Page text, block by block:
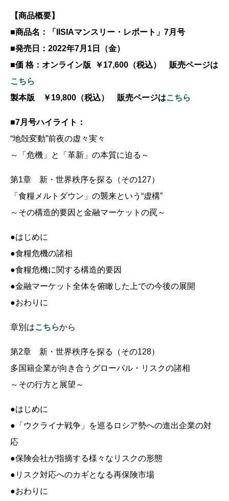
【商品概要】
■商品名：「IISIAマンスリー・レポート」7月号
■発売日：2022年7月1日（金）
■価 格：オンライン版 ￥17,600（税込） 販売ページは
こちら
製本版 ￥19,800（税込） 販売ページはこちら
■7月号ハイライト：
“地殻変動”前夜の虚々実々
～「危機」と「革新」の本質に迫る～
第1章 新・世界秩序を探る（その127）
「食糧メルトダウン」の襲来という“虚構”
～その構造的要因と金融マーケットの罠～
●はじめに
●食糧危機の諸相
●食糧危機に関する構造的要因
●金融マーケット全体を俯瞰した上での今後の展開
●おわりに
章別はこちらから
第2章 新・世界秩序を探る（その128）
多国籍企業が向き合うグローバル・リスクの諸相
～その行方と展望～
●はじめに
●「ウクライナ戦争」を巡るロシア勢への進出企業の対
応
●保険会社が指摘する様々なリスクの形態
●リスク対応へのカギとなる再保険市場
●おわりに